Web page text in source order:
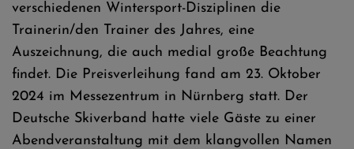
verschiedenen Wintersport-Disziplinen die
Trainerin/den Trainer des Jahres, eine
Auszeichnung, die auch medial große Beachtung
findet. Die Preisverleihung fand am 23. Oktober
2024 im Messezentrum in Nürnberg statt. Der
Deutsche Skiverband hatte viele Gäste zu einer
Abendveranstaltung mit dem klangvollen Namen